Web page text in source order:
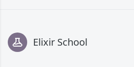
Elixir School